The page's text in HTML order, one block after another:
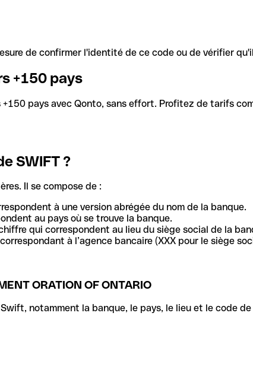
de confirmer l'identité de ce code ou de vérifier
+150 pays
pays avec Qonto, sans effort. Profitez de tarifs
SWIFT ?
Il se compose de :
à une version abrégée du nom de la banque.
au pays où se trouve la banque.
qui correspondent au lieu du siège social de la
à l’agence bancaire (XXX pour le siège
ORATION OF ONTARIO
notamment la banque, le pays, le lieu et le code de